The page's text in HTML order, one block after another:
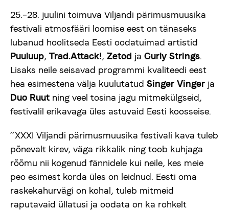
Korralda
Uudised
Anneta
Vaegnägijale
25.–28. juulini toimuva Viljandi pärimusmuusika
festivali atmosfääri loomise eest on tänaseks
lubanud hoolitseda Eesti oodatuimad artistid
Puuluup, Trad.Attack!, Zetod ja Curly Strings.
Lisaks neile seisavad programmi kvaliteedi eest
hea esimestena välja kuulutatud Singer Vinger ja
Duo Ruut ning veel tosina jagu mitmekülgseid,
festivalil erikavaga üles astuvaid Eesti koosseise.
“XXXI Viljandi pärimusmuusika festivali kava tuleb
põnevalt kirev, väga rikkalik ning toob kuhjaga
rõõmu nii kogenud fännidele kui neile, kes meie
peo esimest korda üles on leidnud. Eesti oma
raskekahurvägi on kohal, tuleb mitmeid
raputavaid üllatusi ja oodata on ka rohkelt